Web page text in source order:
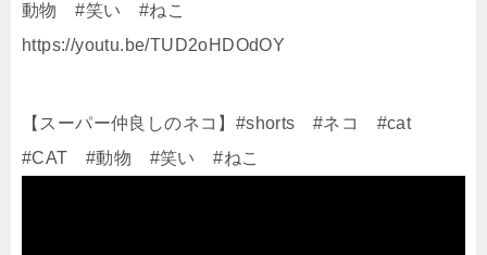
動物 #笑い #ねこ
https://youtu.be/TUD2oHDOdOY
【スーパー仲良しのネコ】#shorts #ネコ #cat
#CAT #動物 #笑い #ねこ